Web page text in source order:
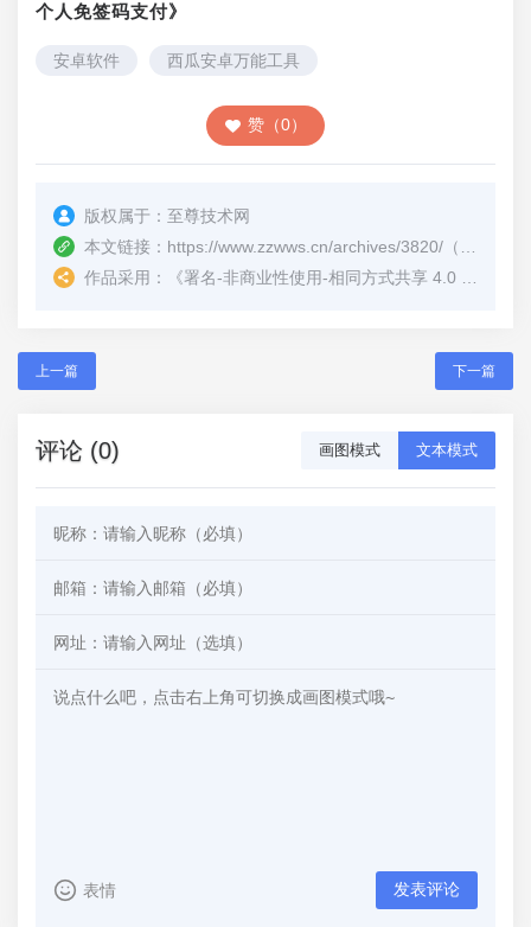
个人免签码支付》
安卓软件 西瓜安卓万能工具
赞（0）
版权属于： 至尊技术网
本文链接： https://www.zzwws.cn/archives/3820/ （转载时请注明本文出处及文章链接）
作品采用：
《署名-非商业性使用-相同方式共享 4.0 国际 (CC BY-NC-SA 4.0)
上一篇 下一篇
评论 (0) 画图模式 文本模式
表情 发表评论